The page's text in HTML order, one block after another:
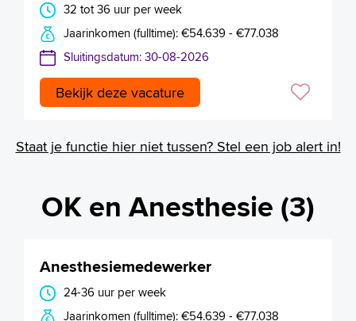
32 tot 36 uur per week
Jaarinkomen (fulltime): €54.639 - €77.038
Sluitingsdatum: 30-08-2026
Bekijk deze vacature
Staat je functie hier niet tussen? Stel een job alert in!
OK en Anesthesie (3)
Anesthesiemedewerker
24-36 uur per week
Jaarinkomen (fulltime): €54.639 - €77.038